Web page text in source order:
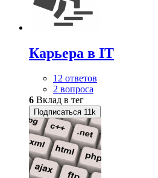
Карьера в IT
12 ответов
2 вопроса
6 Вклад в тег
Подписаться 11k